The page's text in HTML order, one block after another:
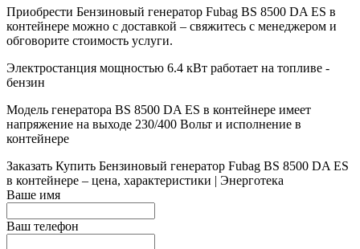
Приобрести Бензиновый генератор Fubag BS 8500 DA ES в
контейнере можно с доставкой – свяжитесь с менеджером и
обговорите стоимость услуги.
Электростанция мощностью 6.4 кВт работает на топливе -
бензин
Модель генератора BS 8500 DA ES в контейнере имеет
напряжение на выходе 230/400 Вольт и исполнение в
контейнере
Заказать Купить Бензиновый генератор Fubag BS 8500 DA ES
в контейнере – цена, характеристики | Энерготека
Ваше имя
Ваш телефон